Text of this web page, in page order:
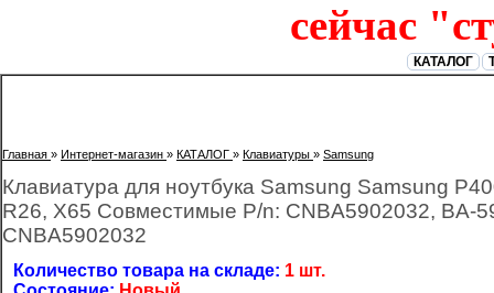
сейчас
КАТАЛОГ
Главная » Интернет-магазин » КАТАЛОГ » Клавиатуры » Samsung
Клавиатура для ноутбука Samsung Samsung
R26, X65 Совместимые P/n: CNBA5902032, BA-
CNBA5902032
Количество товара на складе: 1 шт.